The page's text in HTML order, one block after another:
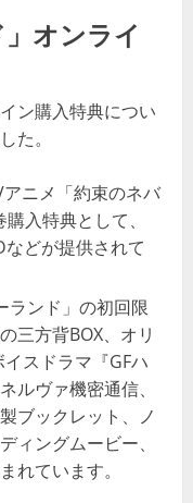
オンライ
ン購入特典につい
た。
アニメ「約束のネバ
入特典として、
どが提供されて
ランド」の初回限
三方背BOX、オリ
スドラマ『GFハ
ルヴァ機密通信、
ブックレット、ノ
ィングムービー、
れています​​。